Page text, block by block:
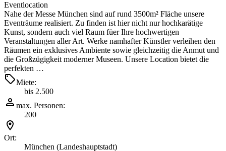
Eventlocation
Nahe der Messe München sind auf rund 3500m² Fläche unsere
Eventräume realisiert. Zu finden ist hier nicht nur hochkarätige
Kunst, sondern auch viel Raum füer Ihre hochwertigen
Veranstaltungen aller Art. Werke namhafter Künstler verleihen den
Räumen ein exklusives Ambiente sowie gleichzeitig die Anmut und
die Großzügigkeit moderner Museen. Unsere Location bietet die
perfekten …
Miete:
bis 2.500
max. Personen:
200
Ort:
München (Landeshauptstadt)